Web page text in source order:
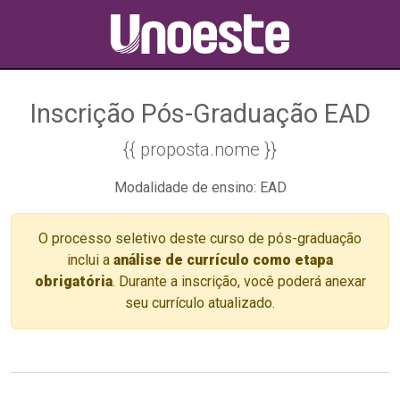
Inscrição Pós-Graduação EAD
{{ proposta.nome }}
Modalidade de ensino: EAD
O processo seletivo deste curso de pós-graduação
inclui a análise de currículo como etapa
obrigatória. Durante a inscrição, você poderá anexar
seu currículo atualizado.